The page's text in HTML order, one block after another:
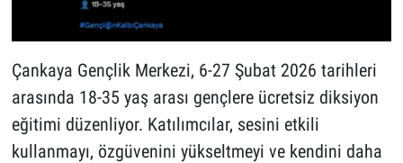
Çankaya Gençlik Merkezi, 6-27 Şubat 2026 tarihleri
arasında 18-35 yaş arası gençlere ücretsiz diksiyon
eğitimi düzenliyor. Katılımcılar, sesini etkili
kullanmayı, özgüvenini yükseltmeyi ve kendini daha